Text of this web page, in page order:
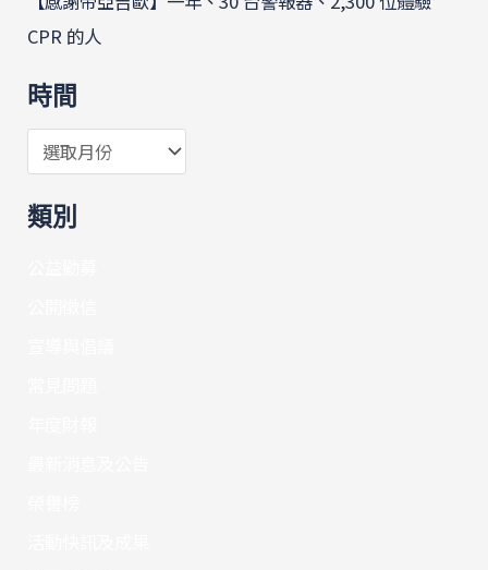
CPR 的人
時間
類別